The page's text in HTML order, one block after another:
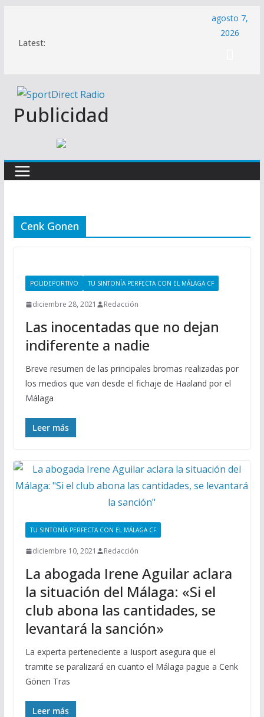
contenido
Latest:
agosto 7,
2026
Publicidad
Cenk Gonen
POLIDEPORTIVO TU SINTONÍA PERFECTA CON EL MÁLAGA CF
diciembre 28, 2021 Redacción
Las inocentadas que no dejan
indiferente a nadie
Breve resumen de las principales bromas realizadas por
los medios que van desde el fichaje de Haaland por el
Málaga
Leer más
TU SINTONÍA PERFECTA CON EL MÁLAGA CF
diciembre 10, 2021 Redacción
La abogada Irene Aguilar aclara
la situación del Málaga: «Si el
club abona las cantidades, se
levantará la sanción»
La experta perteneciente a Iusport asegura que el
tramite se paralizará en cuanto el Málaga pague a Cenk
Gönen Tras
Leer más